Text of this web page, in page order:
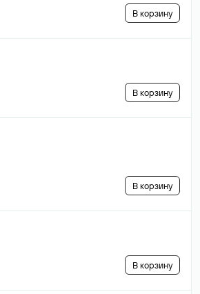
В корзину
В корзину
В корзину
В корзину